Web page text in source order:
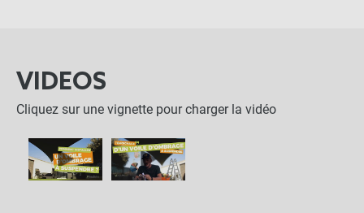
VIDEOS
Cliquez sur une vignette pour charger la vidéo